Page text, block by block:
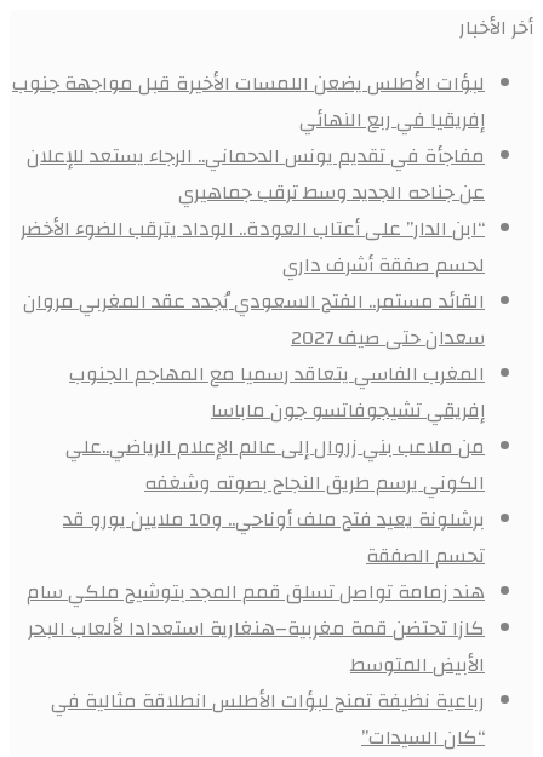
أخر الأخبار
لبؤات الأطلس يضعن اللمسات الأخيرة قبل مواجهة جنوب
إفريقيا في ربع النهائي
مفاجأة في تقديم يونس الدحماني.. الرجاء يستعد للإعلان
عن جناحه الجديد وسط ترقب جماهيري
“ابن الدار” على أعتاب العودة.. الوداد يترقب الضوء الأخضر
لحسم صفقة أشرف داري
القائد مستمر.. الفتح السعودي يُجدد عقد المغربي مروان
سعدان حتى صيف 2027
المغرب الفاسي يتعاقد رسميا مع المهاجم الجنوب
إفريقي تشيجوفاتسو جون ماباسا
من ملاعب بني زروال إلى عالم الإعلام الرياضي..علي
الكوني يرسم طريق النجاح بصوته وشغفه
برشلونة يعيد فتح ملف أوناحي.. و10 ملايين يورو قد
تحسم الصفقة
هند زمامة تواصل تسلق قمم المجد بتوشيح ملكي سام
كازا تحتضن قمة مغربية–هنغارية استعدادا لألعاب البحر
الأبيض المتوسط
رباعية نظيفة تمنح لبؤات الأطلس انطلاقة مثالية في
“كان السيدات”